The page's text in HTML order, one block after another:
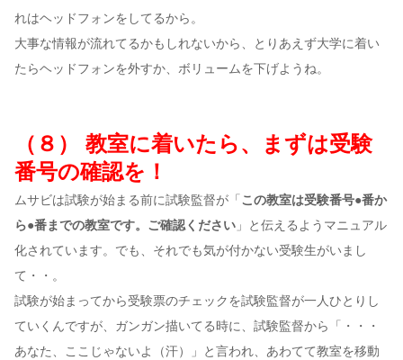
れはヘッドフォンをしてるから。
大事な情報が流れてるかもしれないから、とりあえず大学に着い
たらヘッドフォンを外すか、ボリュームを下げようね。
（８） 教室に着いたら、まずは受験
番号の確認を！
ムサビは試験が始まる前に試験監督が「 この教室は受験番号●番か
ら●番までの教室です。ご確認ください 」と伝えるようマニュアル
化されています。でも、それでも気が付かない受験生がいまし
て・・。
試験が始まってから受験票のチェックを試験監督が一人ひとりし
ていくんですが、ガンガン描いてる時に、試験監督から「・・・
あなた、ここじゃないよ（汗）」と言われ、あわてて教室を移動